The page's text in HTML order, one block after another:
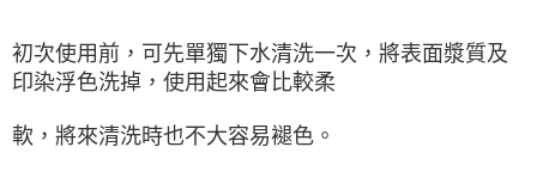
初次使用前，可先單獨下水清洗一次，將表面漿質及
印染浮色洗掉，使用起來會比較柔
軟，將來清洗時也不大容易褪色。